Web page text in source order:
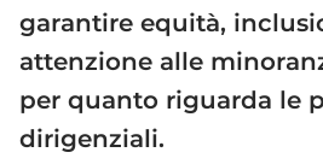
garantire equità,
attenzione alle
per quanto riguarda le
dirigenziali.